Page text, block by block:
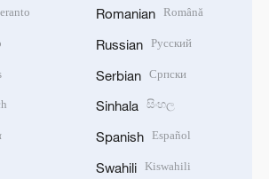
Romanian Română
Russian Русский
Serbian Српски
Sinhala සිංහල
Spanish Español
Swahili Kiswahili